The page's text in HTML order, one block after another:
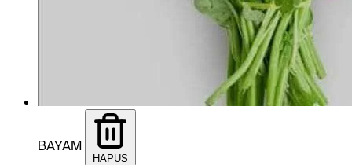
BAYAM
HAPUS